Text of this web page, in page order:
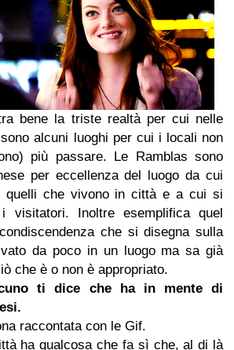
bene la triste realtà per cui nelle
alcuni luoghi per cui i locali non
più passare. Le Ramblas sono
per eccellenza del luogo da cui
quelli che vivono in città e a cui si
visitatori. Inoltre esemplifica quel
che si disegna sulla
da poco inun luogo ma sa già
che è o non è appropriato.
ti dice che ha in mente di
ha qualcosa che fa sì che, al di là